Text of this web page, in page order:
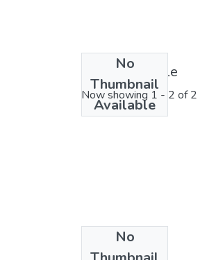
No
Thumbnail
Available
License bundle
Now showing 1 - 2 of 2
No